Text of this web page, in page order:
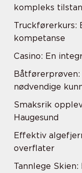
kompleks
Truckførerkurs:
kompetanse
Casino: En
nødvendige
Smaksrik
Haugesund
Effektiv
overflater
Tannlege